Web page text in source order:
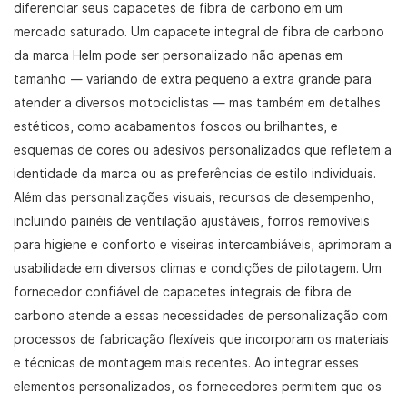
diferenciar seus capacetes de fibra de carbono em um
mercado saturado. Um capacete integral de fibra de carbono
da marca Helm pode ser personalizado não apenas em
tamanho — variando de extra pequeno a extra grande para
atender a diversos motociclistas — mas também em detalhes
estéticos, como acabamentos foscos ou brilhantes, e
esquemas de cores ou adesivos personalizados que refletem a
identidade da marca ou as preferências de estilo individuais.
Além das personalizações visuais, recursos de desempenho,
incluindo painéis de ventilação ajustáveis, forros removíveis
para higiene e conforto e viseiras intercambiáveis, aprimoram a
usabilidade em diversos climas e condições de pilotagem. Um
fornecedor confiável de capacetes integrais de fibra de
carbono atende a essas necessidades de personalização com
processos de fabricação flexíveis que incorporam os materiais
e técnicas de montagem mais recentes. Ao integrar esses
elementos personalizados, os fornecedores permitem que os